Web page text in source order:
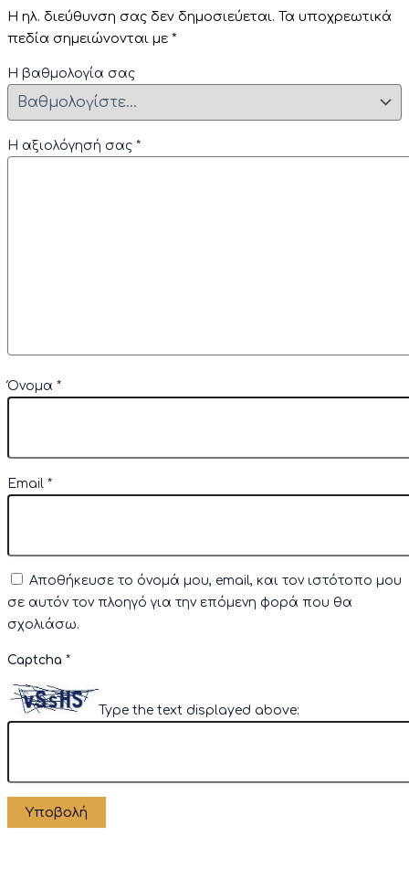
Η ηλ. διεύθυνση σας δεν δημοσιεύεται. Τα υποχρεωτικά
πεδία σημειώνονται με *
Η βαθμολογία σας
Η αξιολόγησή σας *
Όνομα *
Email *
Αποθήκευσε το όνομά μου, email, και τον ιστότοπο μου
σε αυτόν τον πλοηγό για την επόμενη φορά που θα
σχολιάσω.
Captcha *
Type the text displayed above: